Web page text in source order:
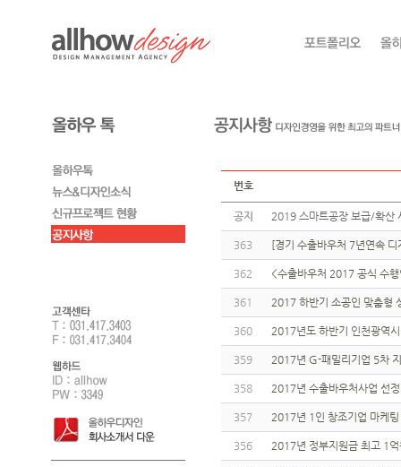
번호
공지 2019 스마트공장 보급/확
363 [경기 수출바우처 7년연속
362 <수출바우처 2017 공식 수
361 2017 하반기 소공인 맞춤형
360 2017년도 하반기 인천광역
359 2017년 G-패밀리기업 5차
358 2017년 수출바우처사업 선
357 2017년 1인 창조기업 마케
356 2017년 정부지원금 최고 1